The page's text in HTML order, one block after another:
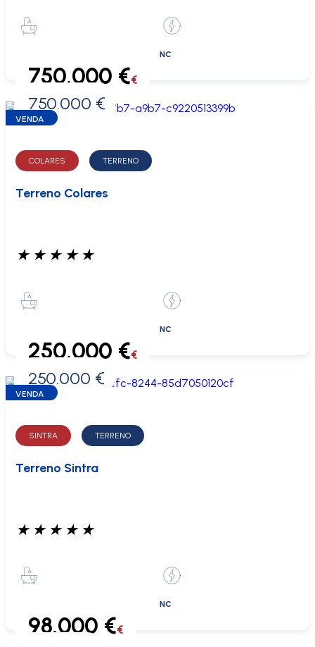
NC
0 €
750.000 €€
750.000 €
VENDA
COLARES TERRENO
Terreno Colares
★ ★ ★ ★ ★
NC
0 €
250.000 €€
250.000 €
VENDA
SINTRA TERRENO
Terreno Sintra
★ ★ ★ ★ ★
NC
98.000 €€